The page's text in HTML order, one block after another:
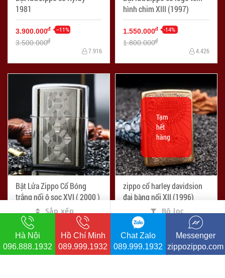
1981
3.900.000đ --11%
3.500.000đ
7.916
hình chim XIII (1997)
1.550.000đ -14%
1.800.000đ
4.426
Bật Lửa Zippo Cổ Bóng
trắng nổi ô sọc XVI ( 2000 )
1.600.000
1.999.000
5.069
zippo cổ harley davidsion
đại bàng nổi XII (1996)
Tạm
hết
hàng
4.000.000
4.500.000
7.821
Sắp xếp Bộ lọc
Hà Nội
096.888.1932
Hồ Chí Minh
089.999.1932
Chat Zalo
089.999.1932
Messenger
zippozippo.com